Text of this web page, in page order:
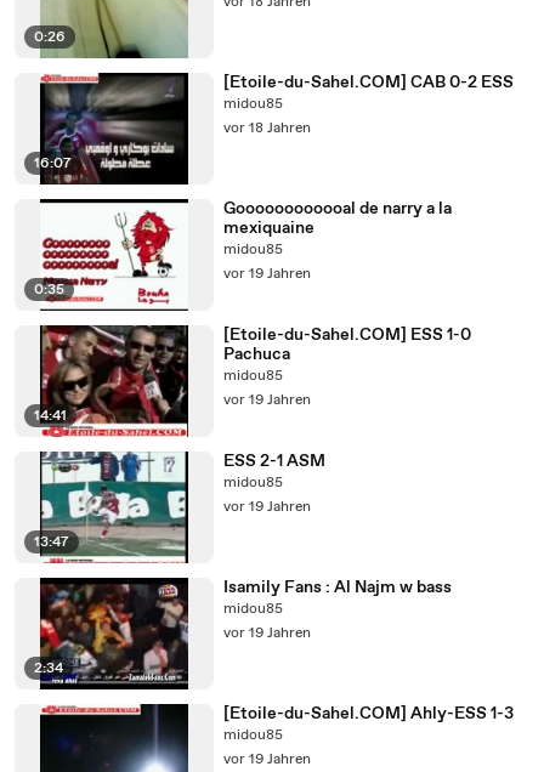
0:26
16:07
[Etoile-du-Sahel.COM] CAB 0-2 ESS
midou85
vor 18 Jahren
0:35
Goooooooooooal de narry a la
mexiquaine
midou85
vor 19 Jahren
14:41
[Etoile-du-Sahel.COM] ESS 1-0
Pachuca
midou85
vor 19 Jahren
13:47
ESS 2-1 ASM
midou85
vor 19 Jahren
2:34
Isamily Fans : Al Najm w bass
midou85
vor 19 Jahren
[Etoile-du-Sahel.COM] Ahly-ESS 1-3
midou85
vor 19 Jahren